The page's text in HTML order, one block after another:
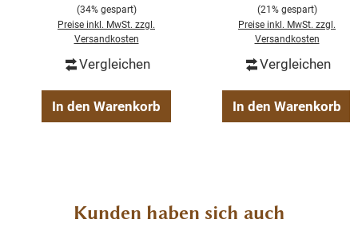
Anrichte aus recyceltem Teakholz
Massivholz/Metall
Farbe Schwarz
2-teilig
(34% gespart)
Preise inkl. MwSt. zzgl.
Versandkosten
Vergleichen
In den Warenkorb
(21% gespart)
Preise inkl. MwSt. zzgl.
Versandkosten
Vergleichen
In den Warenkorb
Produktgalerie überspringen
Kunden haben sich auch